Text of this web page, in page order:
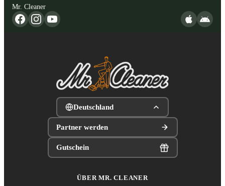
Mr. Cleaner
Deutschland
Partner werden
Gutschein
ÜBER MR. CLEANER